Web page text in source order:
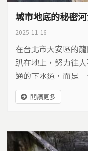
城市地底的秘密
2025-11-16
在台北市大安區的
趴在地上，努力往
通的下水道，而是
閱讀更多